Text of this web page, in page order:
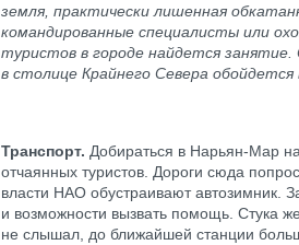
земля, практически лишенная
командированные специалисты или
туристов в городе найдется
в столице Крайнего Севера обойдется
Транспорт. Добираться в Нарьян-Мар
отчаянных туристов. Дороги сюда
власти НАО обустраивают автозимник.
и возможности вызвать помощь. Стука
не слышал, до ближайшей станции